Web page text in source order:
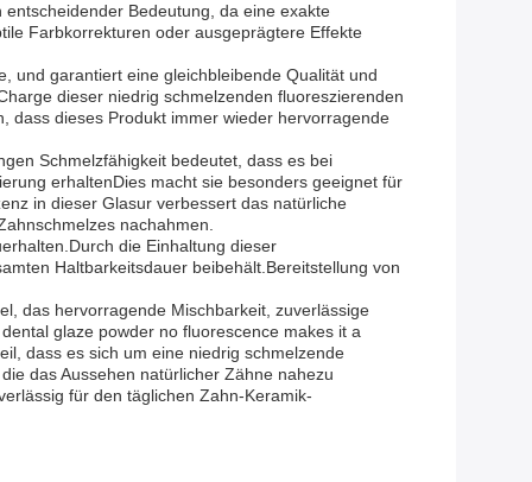
Bedeutung, da eine exakte
Farbkorrekturen oder ausgeprägtere Effekte
und garantiert eine gleichbleibende Qualität und
dieser niedrig schmelzenden fluoreszierenden
dass dieses Produkt immer wieder hervorragende
Schmelzfähigkeit bedeutet, dass es bei
erhaltenDies macht sie besonders geeignet für
in dieser Glasur verbessert das natürliche
nachahmen.
die Einhaltung dieser
Haltbarkeitsdauer beibehält.Bereitstellung von
das hervorragende Mischbarkeit, zuverlässige
glaze powder no fluorescence makes it a
dass es sich um eine niedrig schmelzende
das Aussehen natürlicher Zähne nahezu
für den täglichen Zahn-Keramik-